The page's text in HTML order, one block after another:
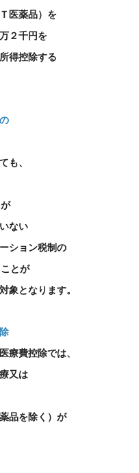
医薬品）を
２千円を
得控除する
も、
ない
ション税制の
とが
象となります。
療費控除では、
又は
品を除く）が